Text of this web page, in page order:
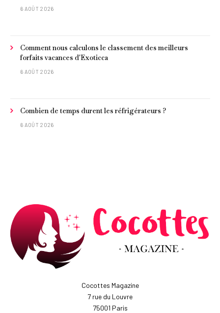
6 AOÛT 2026
Comment nous calculons le classement des meilleurs
forfaits vacances d'Exoticca
6 AOÛT 2026
Combien de temps durent les réfrigérateurs ?
6 AOÛT 2026
Cocottes Magazine
7 rue du Louvre
75001 Paris